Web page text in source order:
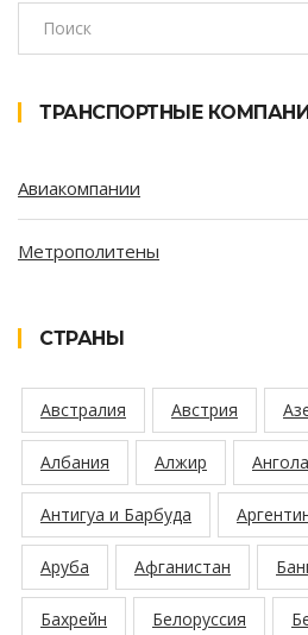
ТРАНСПОРТНЫЕ
Авиакомпании
Метрополитены
СТРАНЫ
Австралия Австрия
Албания Алжир Ангола
Антигуа и Барбуда
Аруба Афганистан
Бахрейн Белоруссия